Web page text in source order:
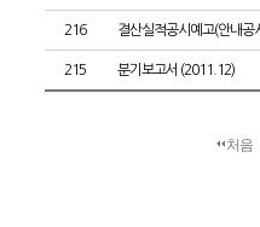
216 결산실적공시예고(안내공
215 분기보고서 (2011.12)
처음